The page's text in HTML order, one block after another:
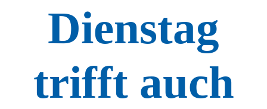
Dienstag
trifft auch